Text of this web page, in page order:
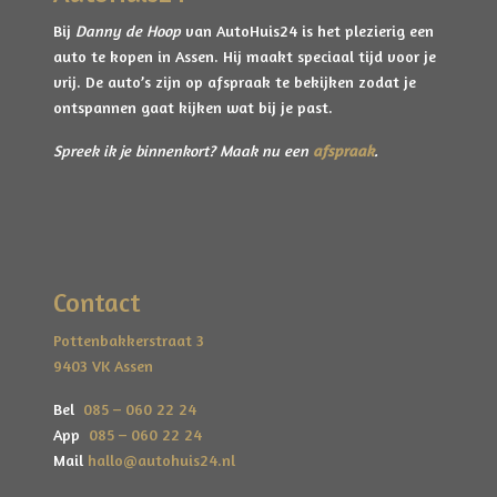
vertrouwd gevoel genieten van deze auto. Ook ben
je bij Danny de Hoop aan het juiste adres voor een
goed lease of financieringsvoorstel.Deze auto rijdt
je al vanaf slechts €139,- per maand.
belevenis. Hij maakt speciaal tijd voor je vrij. De
auto’s zijnop afspraak te bekijken
ontspannen ontdekt of deze auto of een andere bij je
past.
Bij Danny de Hoop van AutoHuis24 is het plezierig een
auto te kopen in Assen. Hij maakt speciaal tijd voor je
vrij. De auto’s zijn op afspraak te bekijken zodat je
ontspannen gaat kijken wat bij je past.
Spreek ik je binnenkort? Maak nu een afspraak.
Contact
Pottenbakkerstraat 3
9403 VK Assen
Bel 085 – 060 22 24
App 085 – 060 22 24
Mail hallo@autohuis24.nl